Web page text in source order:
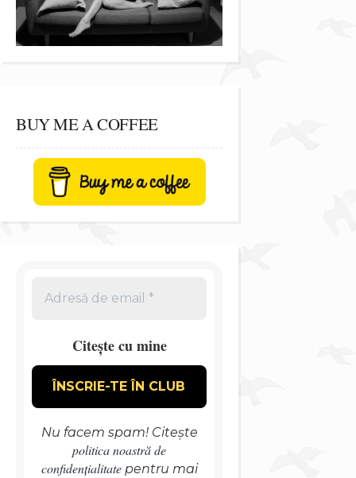
BUY ME A COFFEE
Citește cu mine
Nu facem spam! Citește
politica noastră de
confidențialitatepentru mai